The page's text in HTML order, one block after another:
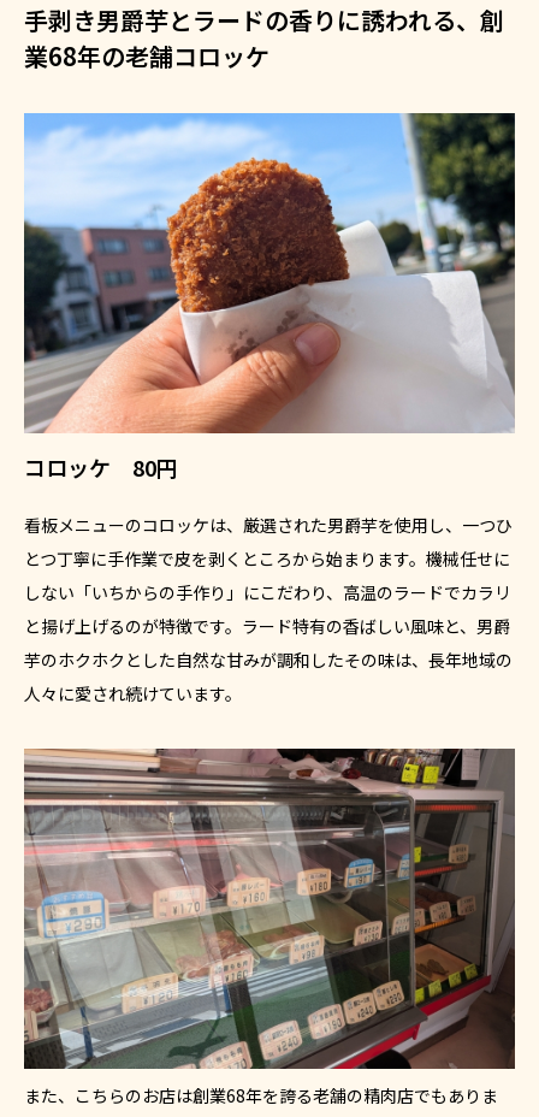
手剥き男爵芋とラードの香りに誘われる、創
業68年の老舗コロッケ
コロッケ 80円
看板メニューのコロッケは、厳選された男爵芋を使用し、一つひ
とつ丁寧に手作業で皮を剥くところから始まります。機械任せに
しない「いちからの手作り」にこだわり、高温のラードでカラリ
と揚げ上げるのが特徴です。ラード特有の香ばしい風味と、男爵
芋のホクホクとした自然な甘みが調和したその味は、長年地域の
人々に愛され続けています。
また、こちらのお店は創業68年を誇る老舗の精肉店でもありま